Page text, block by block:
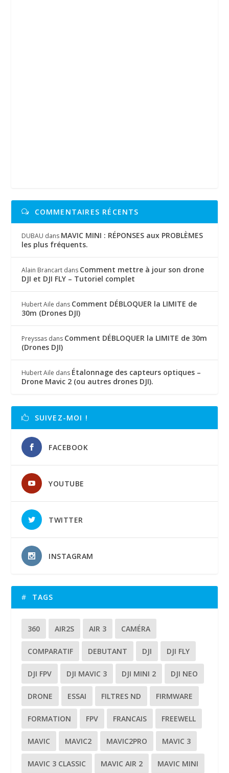
COMMENTAIRES RÉCENTS
DUBAU dans MAVIC MINI : RÉPONSES aux PROBLÈMES
les plus fréquents.
Alain Brancart dans Comment mettre à jour son drone
DJI et DJI FLY – Tutoriel complet
Hubert Aile dans Comment DÉBLOQUER la LIMITE de
30m (Drones DJI)
Preyssas dans Comment DÉBLOQUER la LIMITE de 30m
(Drones DJI)
Hubert Aile dans Étalonnage des capteurs optiques –
Drone Mavic 2 (ou autres drones DJI).
SUIVEZ-MOI !
FACEBOOK
YOUTUBE
TWITTER
INSTAGRAM
TAGS
360 AIR2S AIR 3 CAMÉRA
COMPARATIF DEBUTANT DJI DJI FLY
DJI FPV DJI MAVIC 3 DJI MINI 2 DJI NEO
DRONE ESSAI FILTRES ND FIRMWARE
FORMATION FPV FRANCAIS FREEWELL
MAVIC MAVIC2 MAVIC2PRO MAVIC 3
MAVIC 3 CLASSIC MAVIC AIR 2 MAVIC MINI